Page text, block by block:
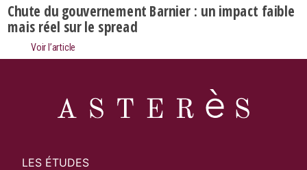
Chute du gouvernement Barnier : un impact faible
mais réel sur le spread
Voir l’article
LES ÉTUDES
Search